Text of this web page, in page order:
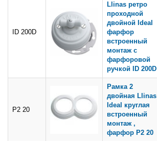
ID 200D
Llinas ретро
проходной
двойной Ideal
фарфор
встроенный
монтаж с
фарфоровой
ручкой ID 200D
P2 20
Рамка 2
двойная Llinas
Ideal круглая
встроенный
монтаж ,
фарфор P2 20